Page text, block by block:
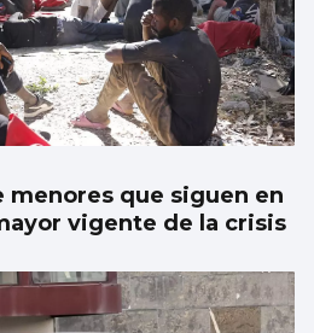
menores que siguen en
vigente de la crisis